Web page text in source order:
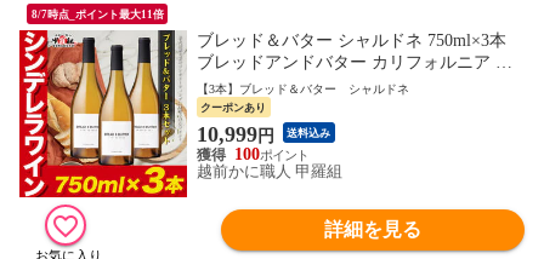
8/7時点_ポイント最大11倍
ブレッド＆バター シャルドネ 750ml×3本
ブレッドアンドバター カリフォルニア 白
ワイン 辛口 フルボディ Bread&Butter Chard
onnay bread & butter お中元 お祝い プレゼ
ント
【3本】ブレッド＆バター シャルドネ
クーポンあり
10,999円 送料込み
100
越前かに職人 甲羅組
詳細を見る